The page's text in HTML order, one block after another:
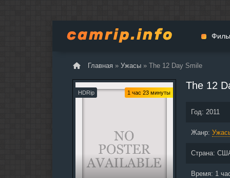
Главная » Ужасы » The 12 Day Smile
HDRip 1 час 23 минуты
The 12
Год: 2011
Жанр:
Страна:
Время: 1
Драма